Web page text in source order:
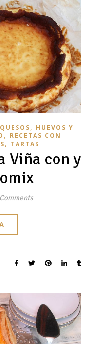
, HUEVOS Y
, RECETAS CON
, TARTAS
Viña con y